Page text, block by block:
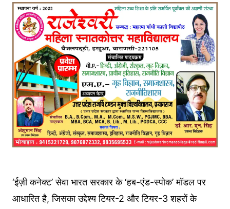
‘ईज़ी कनेक्ट’ सेवा भारत सरकार के ‘हब-एंड-स्पोक’ मॉडल पर
आधारित है, जिसका उद्देश्य टियर-2 और टियर-3 शहरों के